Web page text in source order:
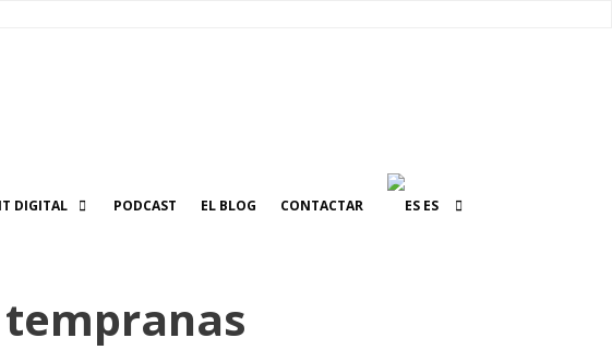
DIGITAL PODCAST EL BLOG CONTACTAR ES